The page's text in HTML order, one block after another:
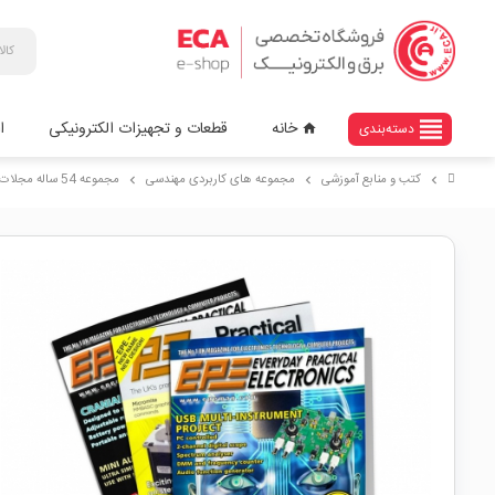
view_headline دسته‌بندی home خانه قطعات و تجهیزات الکترونیکی
chevron_right کتب و منابع آموزشی chevron_right مجموعه های کاربردی مهندسی chevron_right مجموعه 54 ساله مجلات Everyday Practical Electronics (EPE) از سال 1971 تا 2023